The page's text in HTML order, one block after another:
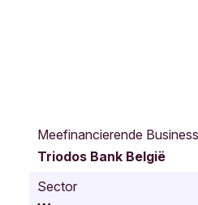
Meefinancierende
Triodos Bank België
Sector